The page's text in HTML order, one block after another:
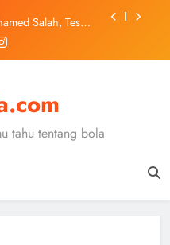
Salah, Tes
Kota Malang
WSL
Status
Kota Malang
tahu tentang bola